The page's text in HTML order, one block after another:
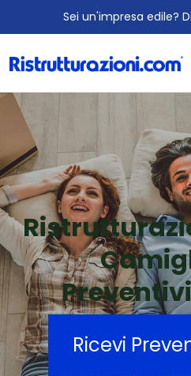
Sei un'impresa edile?
Ricevi